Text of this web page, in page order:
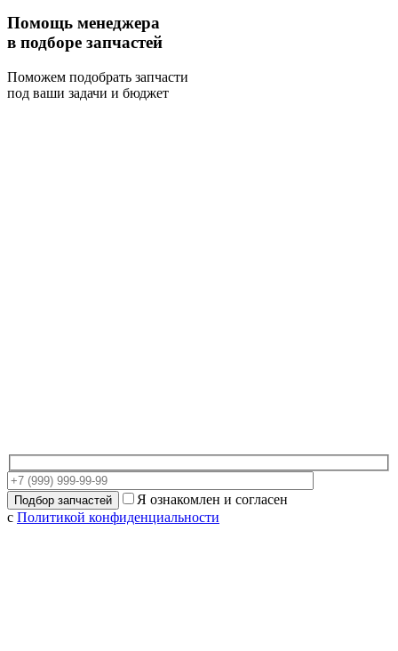
Помощь менеджера
в подборе запчастей
Поможем подобрать запчасти
под ваши задачи и бюджет
Я ознакомлен и согласен
с Политикой конфиденциальности